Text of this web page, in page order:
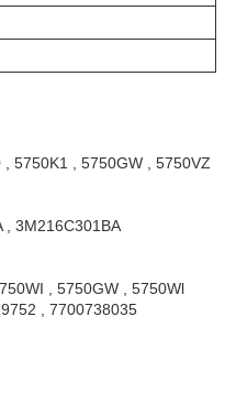
5750K1 , 5750GW , 5750VZ
, 3M216C301BA
, 5750GW , 5750Wl
, 7700738035